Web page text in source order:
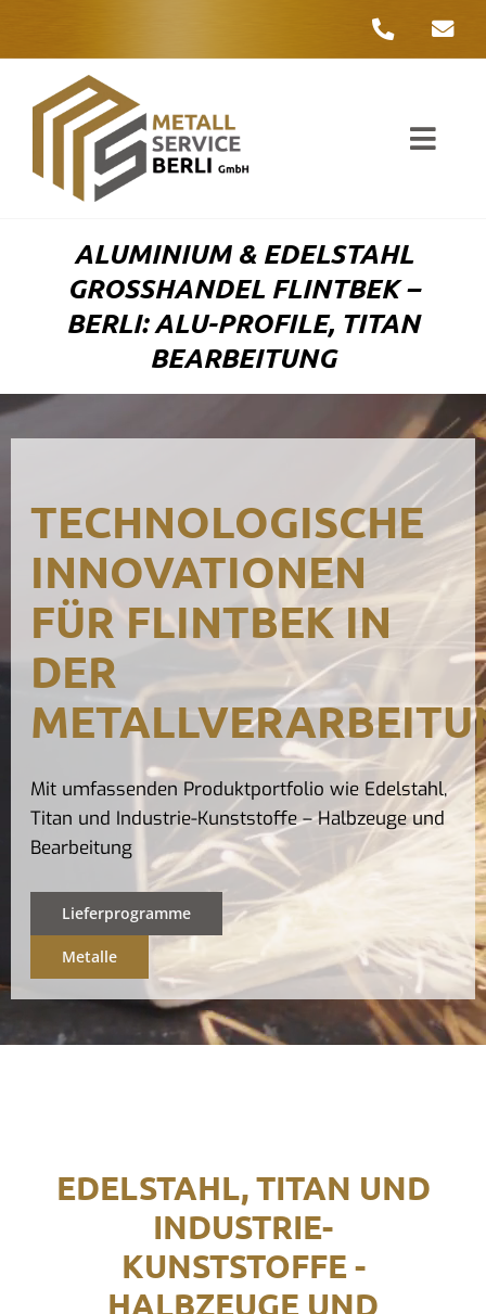
ALUMINIUM & EDELSTAHL
GROSSHANDEL FLINTBEK – B
ERLI: ALU-PROFILE, TITAN B
EARBEITUNG
TECHNOLOGISCHE
INNOVATIONEN
FÜR FLINTBEK IN
DER
Mit umfassenden Produktportfolio wie Edelstahl,
Titan und Industrie-Kunststoffe – Halbzeuge und
Bearbeitung
Lieferprogramme
Metalle
EDELSTAHL, TITAN UND
INDUSTRIE-
KUNSTSTOFFE -
HALBZEUGE UND